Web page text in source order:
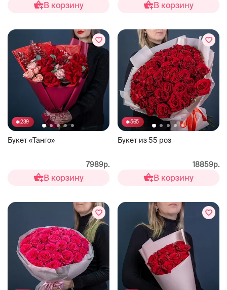
В корзину В корзину
239
Букет «Танго»
7989р.
В корзину
565
Букет из 55 роз
18859р.
В корзину